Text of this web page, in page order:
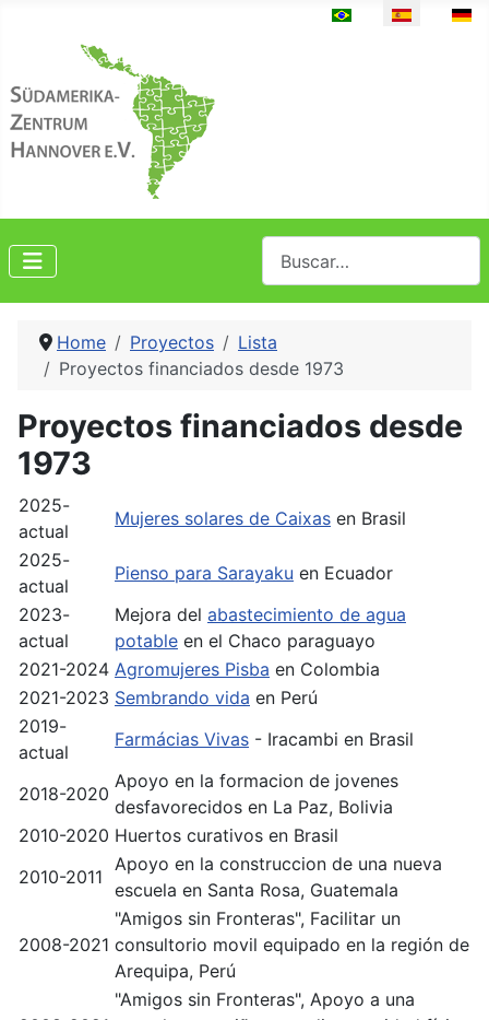
Home Proyectos
Lista
Proyectos financiados desde 1973
Proyectos financiados desde
1973
2025-
actual
Mujeres solares de Caixas en Brasil
2025-
actual
Pienso para Sarayaku en Ecuador
2023-
actual
Mejora del abastecimiento de agua
potable en el Chaco paraguayo
2021-2024 Agromujeres Pisba en Colombia
2021-2023 Sembrando vida en Perú
2019-
actual
Farmácias Vivas - Iracambi en Brasil
2018-2020
Apoyo en la formacion de jovenes
desfavorecidos en La Paz, Bolivia
2010-2020 Huertos curativos en Brasil
2010-2011
Apoyo en la construccion de una nueva
escuela en Santa Rosa, Guatemala
2008-2021
"Amigos sin Fronteras", Facilitar un
consultorio movil equipado en la región de
Arequipa, Perú
"Amigos sin Fronteras", Apoyo a una